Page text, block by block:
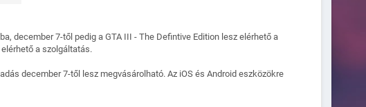
december 7-től pedig a GTA III - The Defintive Edition lesz elérhető a
a szolgáltatás.
december 7-től lesz megvásárolható. Az iOS és Android eszközökre